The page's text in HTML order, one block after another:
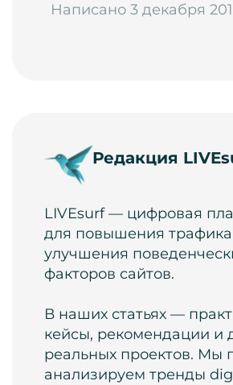
Написано 3 декабря
Редакция
LIVEsurf — цифровая
для повышения
улучшения
факторов сайтов.
В наших статьях —
кейсы, рекомендации и
реальных проектов. Мы
анализируем тренды